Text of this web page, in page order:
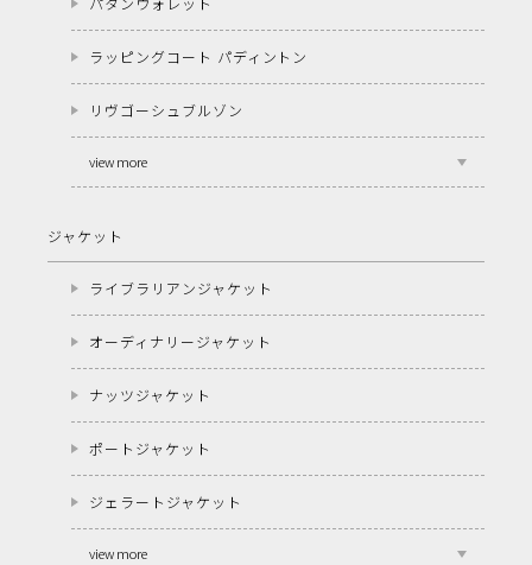
ラッピングコート パディントン
リヴゴーシュブルゾン
view more
ジャケット
ライブラリアンジャケット
オーディナリージャケット
ナッツジャケット
ポートジャケット
ジェラートジャケット
view more